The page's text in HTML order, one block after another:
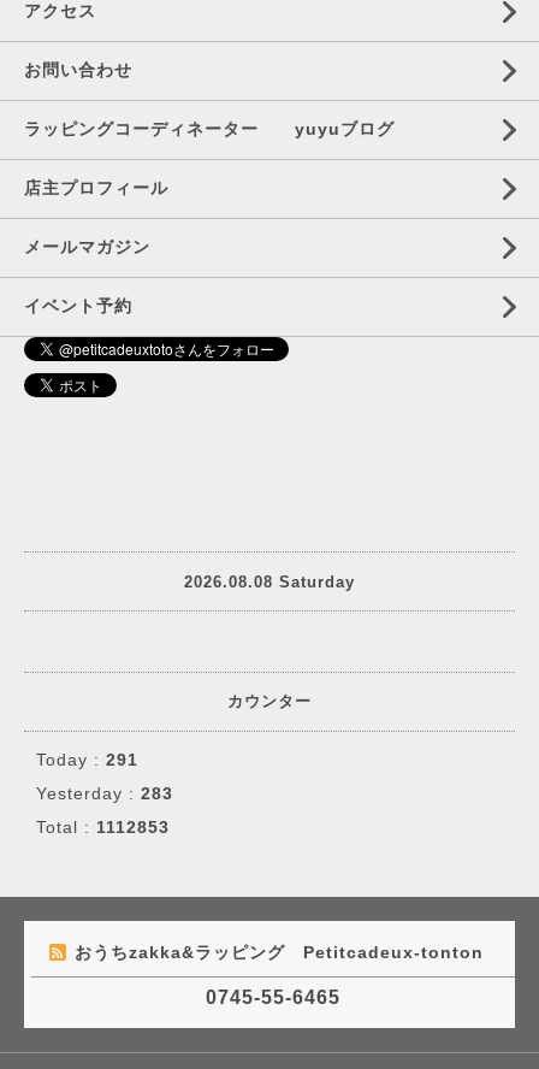
アクセス
お問い合わせ
ラッピングコーディネーター yuyuブログ
店主プロフィール
メールマガジン
イベント予約
2026.08.08 Saturday
カウンター
Today : 291
Yesterday : 283
Total : 1112853
おうちzakka&ラッピング Petitcadeux-tonton
0745-55-6465